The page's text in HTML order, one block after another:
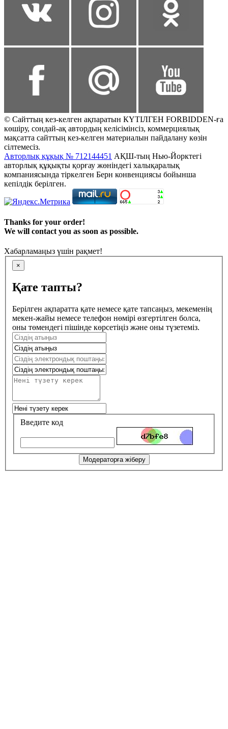
© Сайттың кез-келген ақпаратын КҮТІЛГЕН FORBIDDEN-ға
көшіру, сондай-ақ автордың келісімінсіз, коммерциялық
мақсатта сайттың кез-келген материалын пайдалану көзін
сілтемесіз.
Авторлық құқық № 712144451 АҚШ-тың Нью-Йорктегі
авторлық құқықты қорғау жөніндегі халықаралық
компаниясында тіркелген Берн конвенциясы бойынша
кепілдік берілген.
Thanks for your order!
We will contact you as soon as possible.
Хабарламаңыз үшін рақмет!
×
Қате тапты?
Берілген ақпаратта қате немесе қате тапсаңыз, мекеменің
мекен-жайы немесе телефон нөмірі өзгертілген болса,
оны төмендегі пішінде көрсетіңіз және оны түзетеміз.
Введите код
Модераторға жіберу